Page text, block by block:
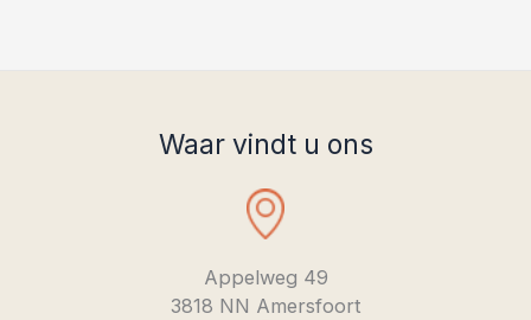
Waar vindt u ons
Appelweg 49
3818 NN Amersfoort